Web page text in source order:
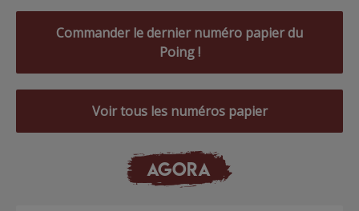
Commander le dernier numéro papier du
Poing !
Voir tous les numéros papier
AGORA